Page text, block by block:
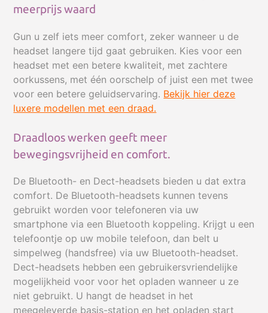
Philips SpeechMike
Bedraad
Draadloos
Met muisfunctie
Accessoires
Desktop- & laptop-microfoons
Dicteer- en Transcriptieproducten
Philips SpeechLive - Cloud Dicteren & Transcriptie
Dicteer-software
Voetschakelaars
Secretariële headsets
meerprijs waard
Gun u zelf iets meer comfort, zeker wanneer u de
headset langere tijd gaat gebruiken. Kies voor een
headset met een betere kwaliteit, met zachtere
oorkussens, met één oorschelp of juist een met twee
voor een betere geluidservaring. Bekijk hier deze
luxere modellen met een draad.
Draadloos werken geeft meer
bewegingsvrijheid en comfort.
De Bluetooth- en Dect-headsets bieden u dat extra
comfort. De Bluetooth-headsets kunnen tevens
gebruikt worden voor telefoneren via uw
smartphone via een Bluetooth koppeling. Krijgt u een
telefoontje op uw mobile telefoon, dan belt u
simpelweg (handsfree) via uw Bluetooth-headset.
Dect-headsets hebben een gebruikersvriendelijke
mogelijkheid voor voor het opladen wanneer u ze
niet gebruikt. U hangt de headset in het
meegeleverde basis-station en het opladen start